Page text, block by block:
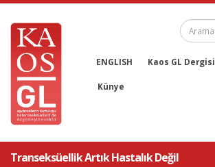
ENGLISH Kaos GL Dergisi
Künye
Transeksüellik Artık Hastalık Değil